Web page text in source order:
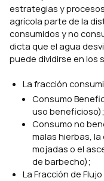
estrategias y
agrícola parte de la
consumidos y no
dicta que el agua
puede dividirse en los
La fracción
Consumo
uso beneficioso);
Consumo no
malas hierbas,
mojadas o el
de barbecho);
La Fracción de